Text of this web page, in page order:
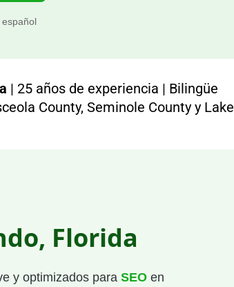
| 25 años de experiencia | Bilingüe
County, Seminole County y Lake
Florida
y optimizados para SEO en